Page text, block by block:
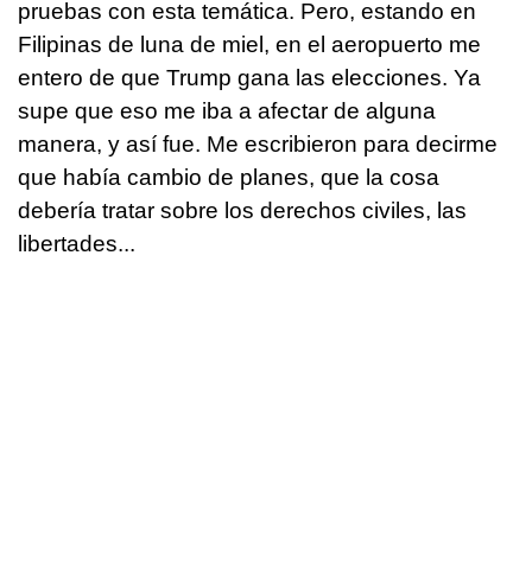
pruebas con esta temática. Pero, estando en
Filipinas de luna de miel, en el aeropuerto me
entero de que Trump gana las elecciones. Ya
supe que eso me iba a afectar de alguna
manera, y así fue. Me escribieron para decirme
que había cambio de planes, que la cosa
debería tratar sobre los derechos civiles, las
libertades...